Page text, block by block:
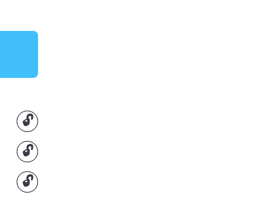
🔓
🔓
🔓